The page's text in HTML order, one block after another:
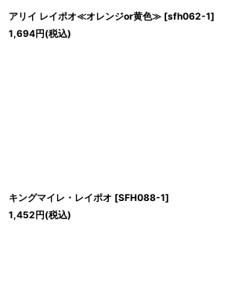
アリイ レイポオ≪オレンジor黄色≫ [sfh062-1]
1,694円(税込)
キングマイレ・レイポオ [SFH088-1]
1,452円(税込)